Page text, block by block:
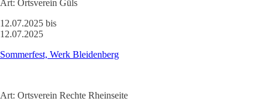
Art: Ortsverein Güls
12.07.2025 bis
12.07.2025
Sommerfest, Werk Bleidenberg
Art: Ortsverein Rechte Rheinseite